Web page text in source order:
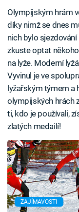
Olympijským hrám
díky nimž se dnes
nich bylo
zkuste optat
na lyže. Moderní
Vyvinul je ve
lyžařským týmem a
olympijských hrách
ti, kdo je používali,
zlatých medailí!
ZAJÍMAVOSTI